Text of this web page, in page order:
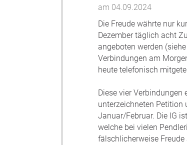
am 04.09.2024
Die Freude währte nur
Dezember täglich acht
angeboten werden
Verbindungen am
heute telefonisch
Diese vier
unterzeichneten Petition
Januar/Februar. Die IG
welche bei vielen
fälschlicherweise